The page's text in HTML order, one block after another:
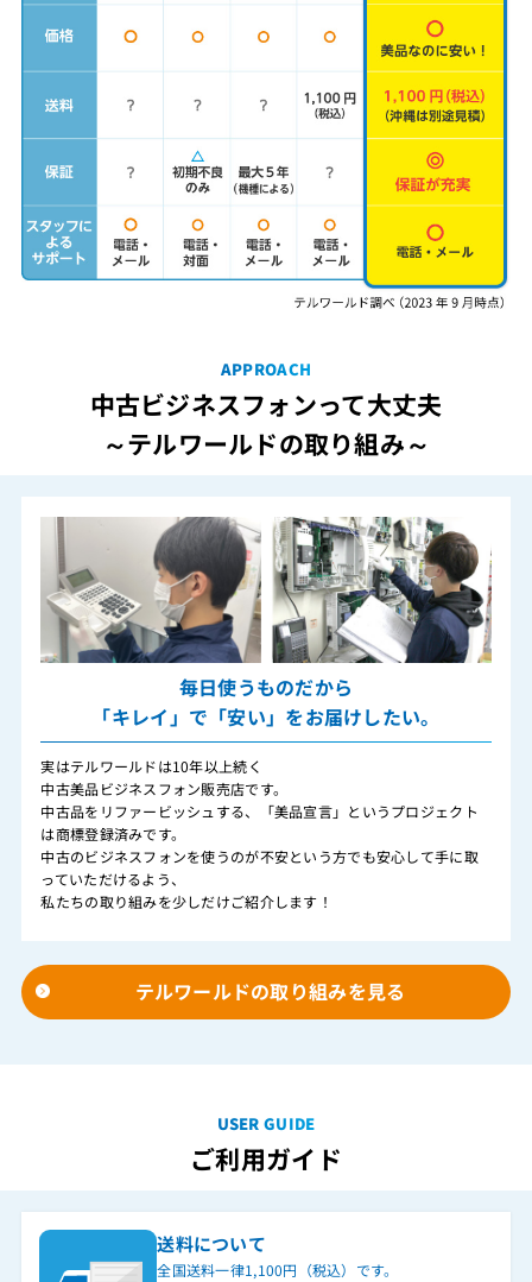
APPROACH
中古ビジネスフォンって大丈夫
～テルワールドの取り組み～
毎日使うものだから
「キレイ」で「安い」をお届けしたい。
実はテルワールドは10年以上続く
中古美品ビジネスフォン販売店です。
中古品をリファービッシュする、「美品宣言」というプロジェクト
は商標登録済みです。
中古のビジネスフォンを使うのが不安という方でも安心して手に取
っていただけるよう、
私たちの取り組みを少しだけご紹介します！
テルワールドの取り組みを見る
USER GUIDE
ご利用ガイド
送料について
全国送料一律1,100円（税込）です。